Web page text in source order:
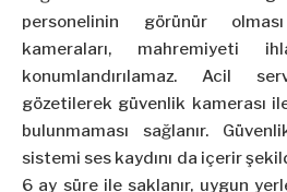
personelinin görünür
kameraları, mahremiyeti
konumlandırılamaz. Acil
gözetilerek güvenlik kamerası
bulunmaması sağlanır.
sistemi ses kaydını da içerir
6 ay süre ile saklanır, uygun